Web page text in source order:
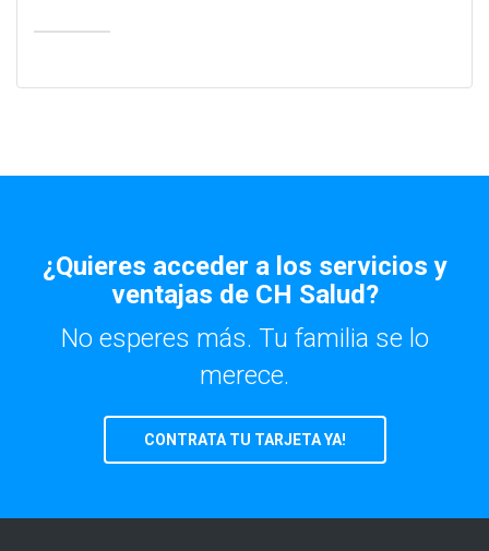
¿Quieres acceder a los servicios y
ventajas de CH Salud?
No esperes más. Tu familia se lo
merece.
CONTRATA TU TARJETA YA!